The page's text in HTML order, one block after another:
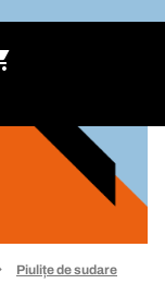
Piulițe de sudare